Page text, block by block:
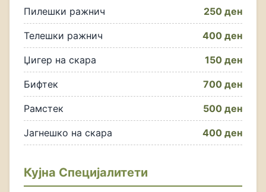
Пилешки ражнич 250 ден
Телешки ражнич 400 ден
Џигер на скара 150 ден
Бифтек 700 ден
Рамстек 500 ден
Јагнешко на скара 400 ден
Кујна Специјалитети